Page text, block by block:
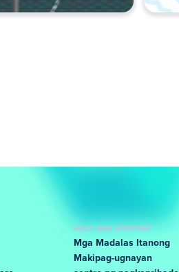
HELP AND SUPPORT
Mga Madalas Itanong
Makipag-ugnayan